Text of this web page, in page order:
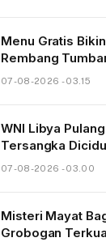
Menu Gratis
Rembang
07-08-2026 - 03.15
WNI Libya
Tersangka
07-08-2026 - 03.00
Misteri Mayat
Grobogan